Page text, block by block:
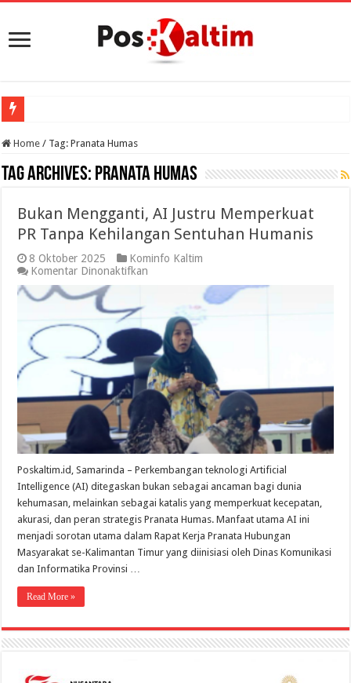
Home / Tag:Pranata Humas
Tag Archives: Pranata Humas
Bukan Mengganti, AI Justru Memperkuat
PR Tanpa Kehilangan Sentuhan Humanis
8 Oktober 2025
Kominfo Kaltim
Komentar Dinonaktifkan
Justru
Memperkuat
PR
Tanpa
Kehilangan
Sentuhan
Humanis
Poskaltim.id, Samarinda – Perkembangan teknologi Artificial
Intelligence (AI) ditegaskan bukan sebagai ancaman bagi dunia
kehumasan, melainkan sebagai katalis yang memperkuat kecepatan,
akurasi, dan peran strategis Pranata Humas. Manfaat utama AI ini
menjadi sorotan utama dalam Rapat Kerja Pranata Hubungan
Masyarakat se-Kalimantan Timur yang diinisiasi oleh Dinas Komunikasi
dan Informatika Provinsi …
Read More »